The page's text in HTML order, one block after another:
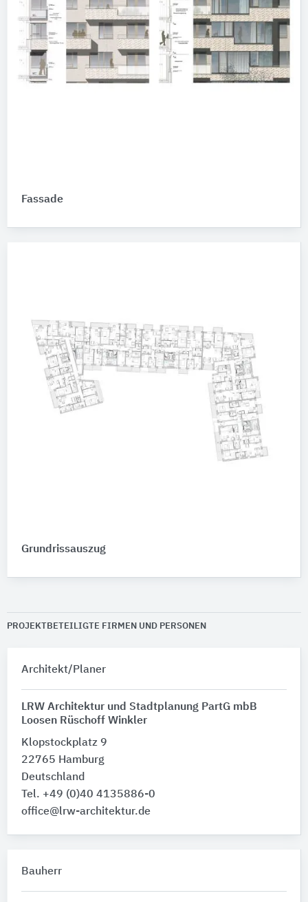
Fassade
Grundrissauszug
PROJEKTBETEILIGTE FIRMEN UND PERSONEN
Architekt/Planer
LRW Architektur und Stadtplanung PartG mbB
Loosen Rüschoff Winkler
Klopstockplatz 9
22765 Hamburg
Deutschland
Tel. +49 (0)40 4135886-0
office@lrw-architektur.de
Bauherr